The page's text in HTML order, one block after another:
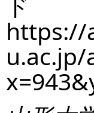
https://